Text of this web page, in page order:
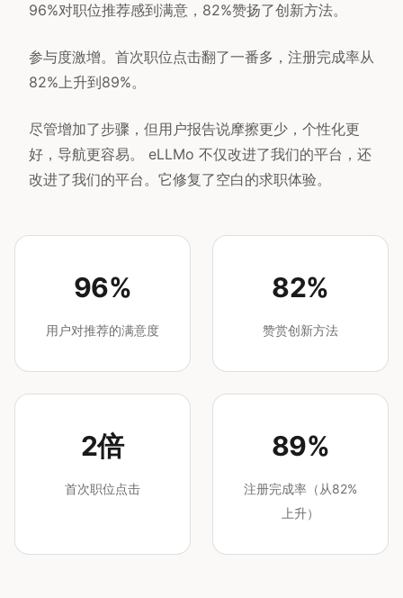
96%对职位推荐感到满意，82%赞扬了创新方法。
参与度激增。首次职位点击翻了一番多，注册完成率从
82%上升到89%。
尽管增加了步骤，但用户报告说摩擦更少，个性化更
好，导航更容易。 eLLMo 不仅改进了我们的平台，还
改进了我们的平台。它修复了空白的求职体验。
96%
用户对推荐的满意度
82%
赞赏创新方法
2倍
首次职位点击
89%
注册完成率（从82%
上升）